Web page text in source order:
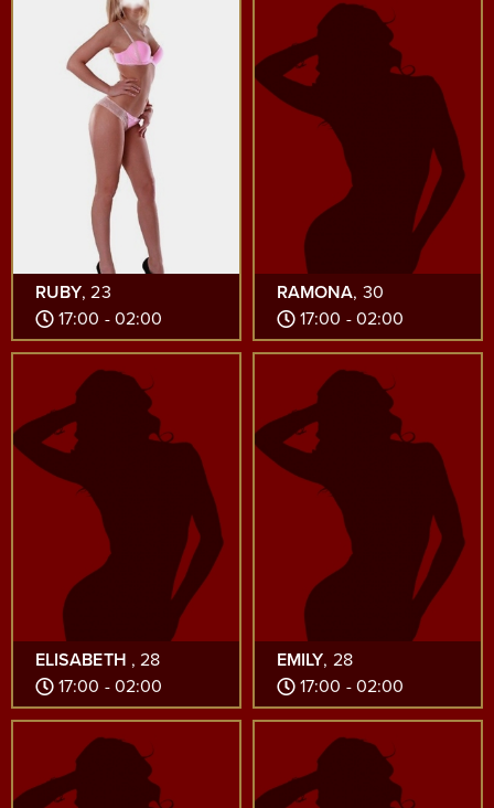
RUBY, 23
17:00 - 02:00
RAMONA, 30
17:00 - 02:00
ELISABETH , 28
17:00 - 02:00
EMILY, 28
17:00 - 02:00